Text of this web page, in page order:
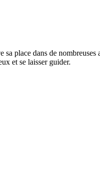
sa place dans de
et se laisser guider.